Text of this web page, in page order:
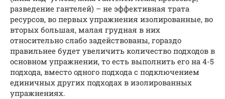
разведение гантелей) – не эффективная трата
ресурсов, во первых упражнения изолированные, во
вторых большая, малая грудная в них
относительно слабо задействованы, гораздо
правильнее будет увеличить количество подходов в
основном упражнении, то есть выполнить его на 4-5
подхода, вместо одного подхода с подключением
единичных других подходах в изолированных
упражнениях.